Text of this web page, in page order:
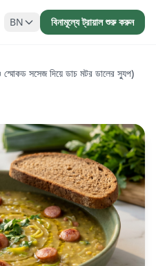
BN বিনামূল্যে ট্রায়াল শুরু করুন
স্মোকড সসেজ দিয়ে ডাচ মটর ডালের স্যুপ)